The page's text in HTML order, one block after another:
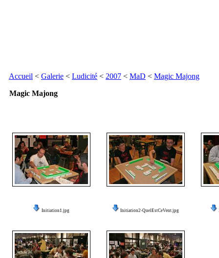
Accueil < Galerie < Ludicité < 2007 < MaD < Magic Majong
Magic Majong
Initiation1.jpg Initiation2-QuelEstCeVent.jpg